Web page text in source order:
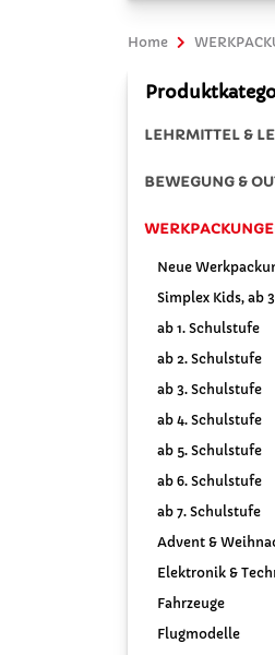
Home
LEHRMITTEL &
BEWEGUNG &
Neue
Simplex Kids, ab
ab 1. Schulstufe
ab 2. Schulstufe
ab 3. Schulstufe
ab 4. Schulstufe
ab 5. Schulstufe
ab 6. Schulstufe
ab 7. Schulstufe
Advent &
Elektronik &
Fahrzeuge
Flugmodelle